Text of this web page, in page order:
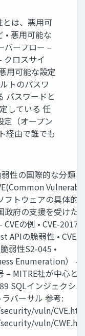
とは、悪用可
• 悪用可能な
バーフロー –
クロスサイ
用可能な設定
トのパスワ
パスワードと
している 任
定（オープン
経由で誰でも
弱性の国際的な分類
フトウェアの具体的
政府の支援を受けた
の例 • CVE-2017-
APIの脆弱性 • CVE-
弱性S2-045 •
Enumeration） –
– MITRE社が中心と
SQLインジェクシ
バーサル 参考:
vuln/
vuln/